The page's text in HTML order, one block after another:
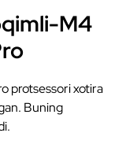
M4
protsessori xotira
Buning